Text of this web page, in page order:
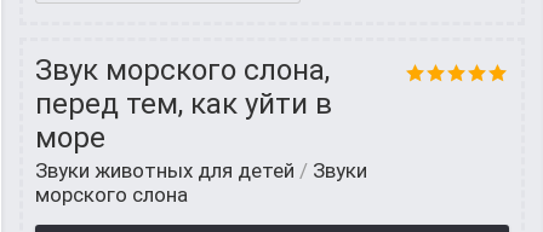
Звук морского слона,
перед тем, как уйти в
море
Звуки животных для детей / Звуки
морского слона